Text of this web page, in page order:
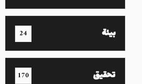
بيئة 24
تحقيق 170